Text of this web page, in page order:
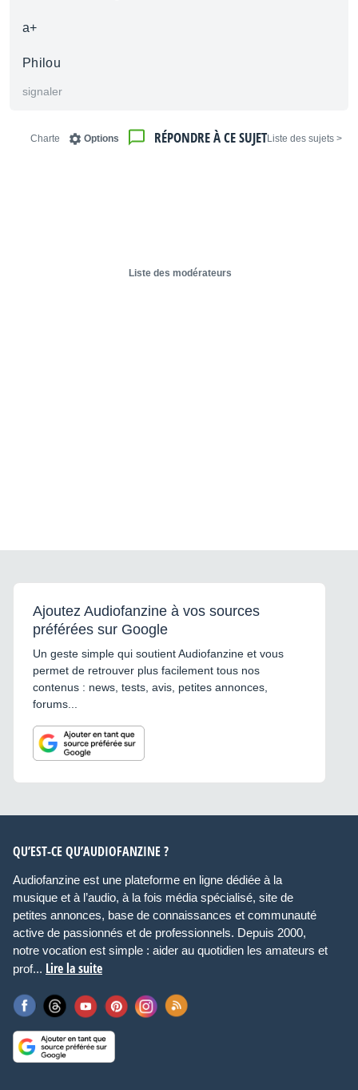
a+
Philou
signaler
< Liste des sujets
RÉPONDRE À CE SUJET
Options
Charte
Liste des modérateurs
Ajoutez Audiofanzine à vos sources
préférées sur Google
Un geste simple qui soutient Audiofanzine et vous
permet de retrouver plus facilement tous nos
contenus : news, tests, avis, petites annonces,
forums...
QU’EST-CE QU’AUDIOFANZINE ?
Audiofanzine est une plateforme en ligne dédiée à la
musique et à l’audio, à la fois média spécialisé, site de
petites annonces, base de connaissances et communauté
active de passionnés et de professionnels. Depuis 2000,
notre vocation est simple : aider au quotidien les amateurs et
prof... Lire la suite